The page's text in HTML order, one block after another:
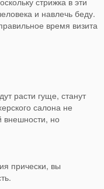
и навлечь беду.
время визита
расти гуще, станут
салона не
внешности, но
прически, вы